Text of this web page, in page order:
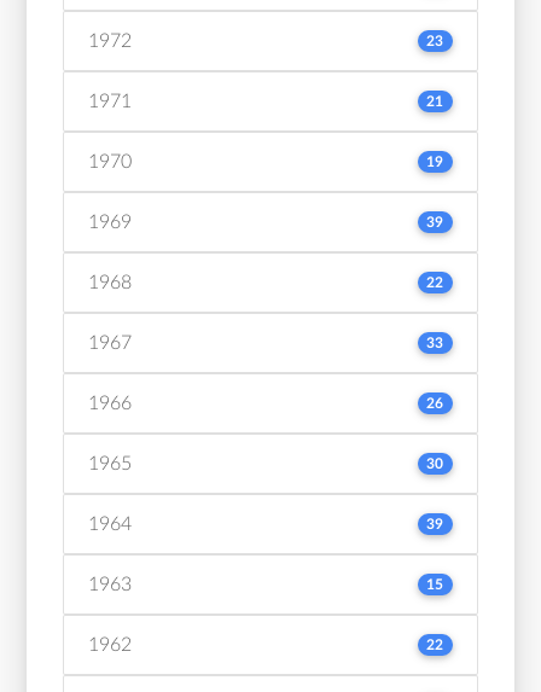
1972 23
1971 21
1970 19
1969 39
1968 22
1967 33
1966 26
1965 30
1964 39
1963 15
1962 22